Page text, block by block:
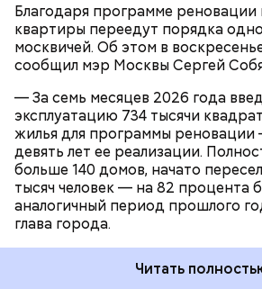
Благодаря программе реновации
квартиры переедут порядка
москвичей. Об этом в
сообщил мэр Москвы Сергей
— За семь месяцев 2026 года
эксплуатацию 734 тысячи
жилья для программы реновации
девять лет ее реализации.
больше 140 домов, начато
тысяч человек — на 82 процента
аналогичный период прошлого
глава города.
Читать
Отдельно Собянин в своем
поблагодарил архитекторов и
работников стройплощадок,
друзья! — написал глава города в
МАКС.
Программа комплексного
(КРТ) стала одним изключевых
градостроительной политики
находятся в стадии реализации
в рамках которых планируется
38,5 миллиона квадратных